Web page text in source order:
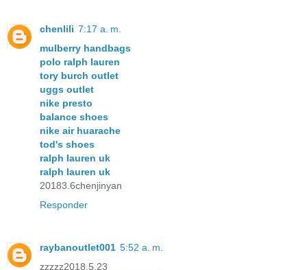
chenlili 7:17 a. m.
mulberry handbags
polo ralph lauren
tory burch outlet
uggs outlet
nike presto
balance shoes
nike air huarache
tod's shoes
ralph lauren uk
ralph lauren uk
20183.6chenjinyan
Responder
raybanoutlet001 5:52 a. m.
zzzzz2018.5.23